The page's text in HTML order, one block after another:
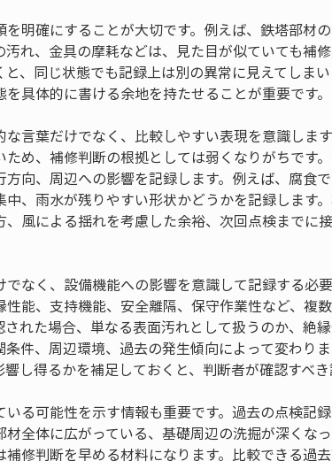
明確にすることが大切です。例えば、鉄塔部材
れ、金具の摩耗などは、見た目が似ていても補修
、同じ状態でも記録上は別の異常に見えてしま
具体的に書ける余地を持たせることが重要です。
言葉だけでなく、比較しやすい表現を意識しま
め、補修判断の根拠としては弱くなりがちです
向、周辺への影響を記録します。例えば、腐食
、雨水が残りやすい形状かどうかを記録します
風による揺れを考慮した余裕、次回点検までに
なく、設備機能への影響を意識して記録する必
能、支持機能、安全離隔、保守作業性など、複
れた場合、単なる表面汚れとして扱うのか、絶
件、周辺環境、過去の発生傾向によって変わり
し得るかを補足しておくと、判断者が確認すべき
る可能性を示す情報も重要です。過去の点検記
全体に広がっている、基礎周辺の洗掘が深くな
修判断を早める材料になります。比較できる過